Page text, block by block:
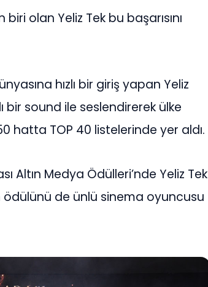
olan Yeliz Tek bu başarısını
hızlı bir giriş yapan Yeliz
bir sound ile seslendirerek ülke
hatta TOP 40 listelerinde yer aldı.
Altın Medya Ödülleri’nde Yeliz Tek
ödülünü de ünlü sinema oyuncusu